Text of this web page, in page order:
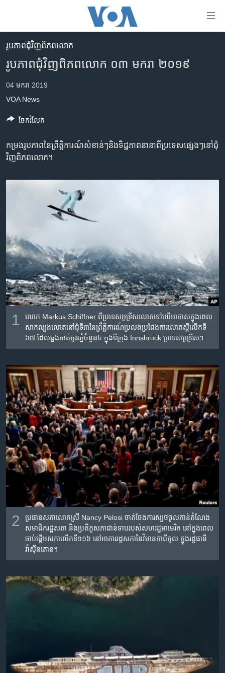
គេហទំព័រ​
រំលង​
និង​
ទំព័រ​
តែ​
ម្តង
និង​
សម្ព័ន្ធ​
រំលង​
និង​
ចូល​
ទៅ​
កាន់​
ស្វែង​
កម្ពុជា
អន្តរជាតិ
អាមេរិក
ហេឡូវីអូអេ
កម្ពុជាច្នៃប្រតិដ្ឋ
ព្រឹត្តិការណ៍ព័ត៌មាន
ទូរទស្សន៍ / វីដេអូ​
Khmer English
បណ្តាញ​សង្គម
ភាសា
រូបភាព​ជុំ​វិញ​ពិភពលោក
រូបភាព​ជុំ​វិញ​ពិភព​លោក​ ០៣ មករា ២០១៩
04 មករា 2019
VOA News
កម្រង​រូបភាព​នៃ​ព្រឹត្តិការណ៍​សំខាន់ៗ​និង​ទិដ្ឋភាព​នានា​ពី​ប្រទេស​ផ្សេងៗ​នៅជុំ​
វិញ​ពិភពលោក។
1
លោក Markus Schiffner ពី​ប្រទេស​អូទ្រីស​​លោត​ទៅ​លើ​អាកាស​ក្នុង​ពេល​
សាក​ល្បង​លោត​នៅ​ជុំ​ទី​៣​នៃ​ព្រឹត្តិការណ៍​ប្រលង​ប្រជែង​ការ​លោត​ស្គី​លើក​​ទី​
៦៧ ដែល​ឆ្លង​កាត់​កូន​ភ្នំ​ចំនួន​៤ ក្នុង​ទីក្រុង​ Innsbruck ប្រទេស​អូទ្រីស។
2
ប្រធាន​សភា​លោក​ស្រី Nancy Pelosi ចាត់​ចែង​ការ​ស្បថ​ចូល​កាន់​​តំណែង​​
សមាជិក​រដ្ឋ​សភា​ និង​ប្រតិភូ​​សភា​ជាន់​ទាប​​របស់​សហរដ្ឋ​អាមេរិក នៅក្នុង​ពេល​
ចាប់ផ្ដើម​​សភា​លើ​ក​ទី​១១៦ នៅ​អាគារ​រដ្ឋ​សភា​នៃ​វិមាន​កាពីតូល ក្នុង​រដ្ឋ​ធានី​
វ៉ាស៊ីនតោន។
ចែករំលែក